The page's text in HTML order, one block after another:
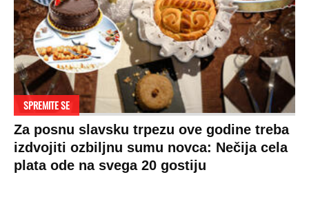
SPREMITE SE
Za posnu slavsku trpezu ove godine treba
izdvojiti ozbiljnu sumu novca: Nečija cela
plata ode na svega 20 gostiju